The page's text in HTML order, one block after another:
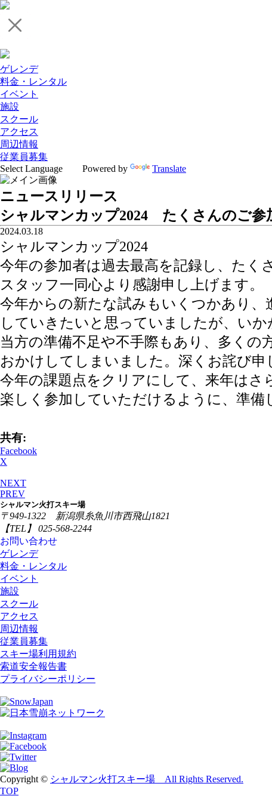
ゲレンデ
料金・レンタル
イベント
施設
スクール
アクセス
周辺情報
従業員募集
Powered by
Translate
ニュースリリース
シャルマンカップ2024 たくさんのご参
2024.03.18
シャルマンカップ2024
今年の参加者は過去最高を記録し、たく
スタッフ一同心より感謝申し上げます。
今年からの新たな試みもいくつかあり、
していきたいと思っていましたが、い
当方の準備不足や不手際もあり、多くの
おかけしてしまいました。深くお詫び申
今年の課題点をクリアにして、来年はさ
楽しく参加していただけるように、準備
共有:
Facebook
X
NEXT
PREV
シャルマン火打スキー場
〒949-1322 新潟県糸魚川市西飛山1821
【TEL】 025-568-2244
お問い合わせ
ゲレンデ
料金・レンタル
イベント
施設
スクール
アクセス
周辺情報
従業員募集
スキー場利用規約
索道安全報告書
プライバシーポリシー
Copyright © シャルマン火打スキー場 All Rights Reserved.
TOP